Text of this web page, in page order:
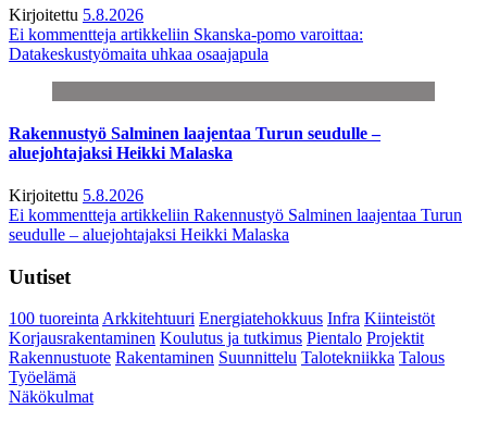
Kirjoitettu 5.8.2026
Ei kommentteja artikkeliin Skanska-pomo varoittaa:
Datakeskustyömaita uhkaa osaajapula
Rakennustyö Salminen laajentaa Turun seudulle –
aluejohtajaksi Heikki Malaska
Kirjoitettu 5.8.2026
Ei kommentteja artikkeliin Rakennustyö Salminen laajentaa Turun
seudulle – aluejohtajaksi Heikki Malaska
Uutiset
100 tuoreintaArkkitehtuuri Energiatehokkuus Infra Kiinteistöt
Korjausrakentaminen Koulutus ja tutkimus Pientalo Projektit
Rakennustuote Rakentaminen Suunnittelu Talotekniikka Talous
Työelämä
Näkökulmat